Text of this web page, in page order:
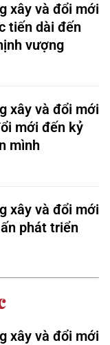
xây và đổi mới
tiến dài đến
vượng
xây và đổi mới
mới đến kỷ
mình
xây và đổi mới
phát triển
xây và đổi mới